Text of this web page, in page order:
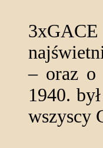
– oraz o
1940.
wszyscy